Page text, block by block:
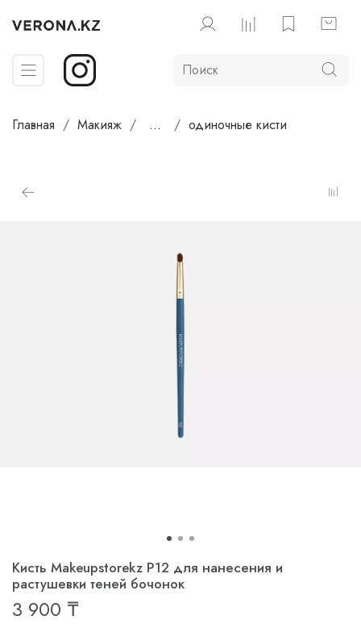
Главная Макияж ... одиночные кисти
Кисть Makeupstorekz P12 для нанесения и
растушевки теней бочонок
3 900 ₸